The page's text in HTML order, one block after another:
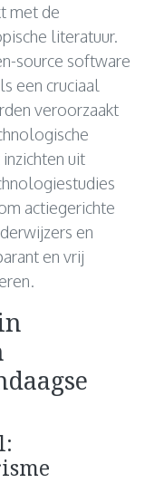
met de
literatuur.
source software
een cruciaal
veroorzaakt
uit
actiegerichte
en
en vrij